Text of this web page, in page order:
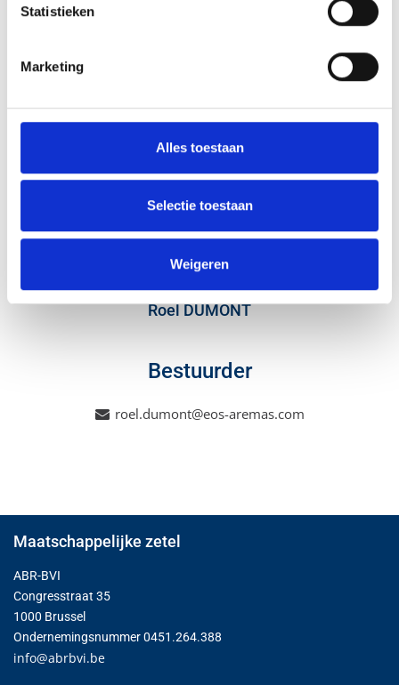
Statistieken
Marketing
Alles toestaan
Selectie toestaan
Weigeren
Roel DUMONT
Bestuurder
roel.dumont@eos-aremas.com
Maatschappelijke zetel
ABR-BVI
Congresstraat 35
1000 Brussel
Ondernemingsnummer 0451.264.388
info@abrbvi.be